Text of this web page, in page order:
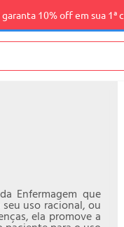
10% off em sua 1ª
Enfermagem que
uso racional, ou
ela promove a